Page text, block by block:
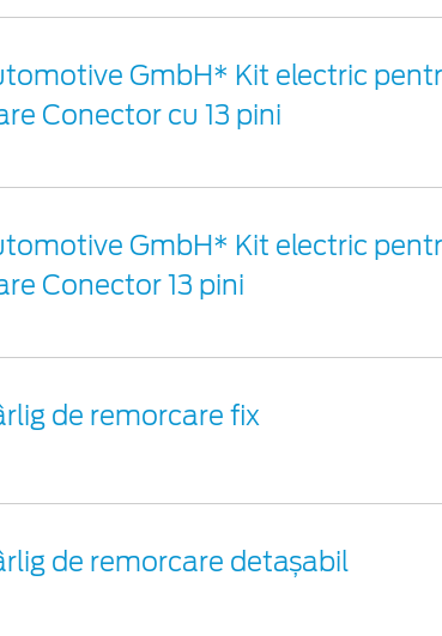
GmbH* Kit electric
Conector cu 13 pini
GmbH* Kit electric
Conector 13 pini
de remorcare fix
de remorcare detașabil